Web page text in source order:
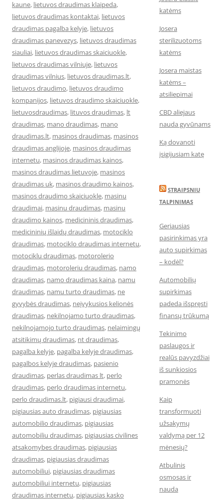
kaune, lietuvos draudimas klaipeda,
lietuvos draudimas kontaktai, lietuvos
draudimas pagalba kelyje, lietuvos
draudimas panevezys, lietuvos draudimas
siauliai, lietuvos draudimas skaiciuokle,
lietuvos draudimas vilniuje, lietuvos
draudimas vilnius, lietuvos draudimas.lt,
lietuvos draudimo, lietuvos draudimo
kompanijos, lietuvos draudimo skaiciuokle,
lietuvosdraudimas, lituvos draudimas, lt
draudimas, mano draudimas, mano
draudimas.lt, masinos draudimas, masinos
draudimas anglijoje, masinos draudimas
internetu, masinos draudimas kainos,
masinos draudimas lietuvoje, masinos
draudimas uk, masinos draudimo kainos,
masinos draudimo skaiciuokle, masinu
draudimai, masinu draudimas, masinu
draudimo kainos, medicininis draudimas,
medicininių išlaidų draudimas, motociklo
draudimas, motociklo draudimas internetu,
motociklu draudimas, motorolerio
draudimas, motoroleriu draudimas, namo
draudimas, namo draudimas kaina, namu
draudimas, namu turto draudimas, ne
gyvybės draudimas, neįvykusios kelionės
draudimas, nekilnojamo turto draudimas,
nekilnojamojo turto draudimas, nelaimingų
atsitikimų draudimas, nt draudimas,
pagalba kelyje, pagalba kelyje draudimas,
pagalbos kelyje draudimas, pasienio
draudimas, perlas draudimas lt, perlo
draudimas, perlo draudimas internetu,
perlo draudimas.lt, pigiausi draudimai,
pigiausias auto draudimas, pigiausias
automobilio draudimas, pigiausias
automobiliu draudimas, pigiausias civilines
atsakomybes draudimas, pigiausias
draudimas, pigiausias draudimas
automobiliui, pigiausias draudimas
automobiliui internetu, pigiausias
draudimas internetu, pigiausias kasko
katėms
Josera
sterilizuotoms
katėms
Josera maistas
katėms –
atsiliepimai
CBD aliejaus
nauda gyvūnams
Ką dovanoti
įsigijusiam katę
STRAIPSNIU
TALPINIMAS
Geriausias
pasirinkimas yra
auto supirkimas
– kodėl?
Automobilių
supirkimas
padeda išspręsti
finansų trūkumą
Tekinimo
paslaugos ir
realūs pavyzdžiai
iš sunkiosios
pramonės
Kaip
transformuoti
užsakymų
valdymą per 12
mėnesių?
Atbulinis
osmosas ir
nauda